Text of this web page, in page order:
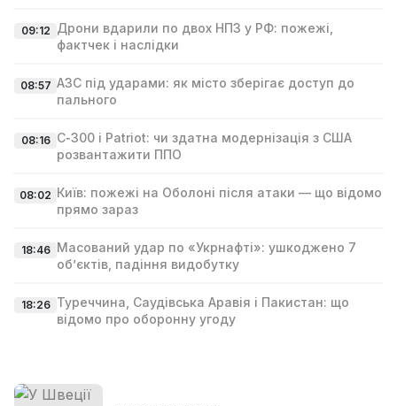
09:12 Дрони вдарили по двох НПЗ у РФ: пожежі,
фактчек і наслідки
08:57 АЗС під ударами: як місто зберігає доступ до
пального
08:16 С‑300 і Patriot: чи здатна модернізація з США
розвантажити ППО
08:02 Київ: пожежі на Оболоні після атаки — що відомо
прямо зараз
18:46 Масований удар по «Укрнафті»: ушкоджено 7
об’єктів, падіння видобутку
18:26 Туреччина, Саудівська Аравія і Пакистан: що
відомо про оборонну угоду